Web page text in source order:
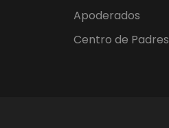
Apoderados
Centro de Padres